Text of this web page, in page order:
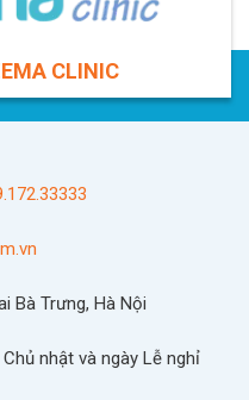
CLINIC
Bà Trưng, Hà Nội
nhật và ngày Lễ nghỉ